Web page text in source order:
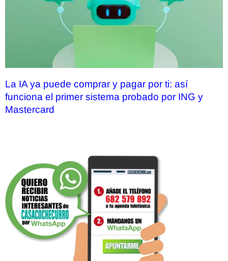
La IA ya puede comprar y pagar por ti: así
funciona el primer sistema probado por ING y
Mastercard